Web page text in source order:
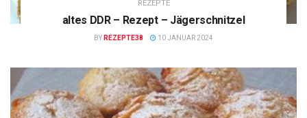
REZEPTE
altes DDR – Rezept – Jägerschnitzel
BY REZEPTE38 10 JANUAR 2024